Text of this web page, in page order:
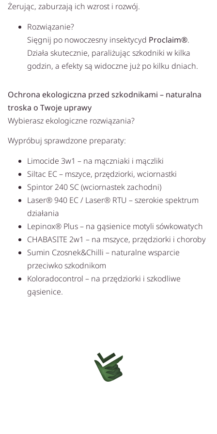
Żerując, zaburzają ich wzrost i rozwój.
Rozwiązanie?
Sięgnij po nowoczesny insektycyd Proclaim®.
Działa skutecznie, paraliżując szkodniki w kilka
godzin, a efekty są widoczne już po kilku dniach.
Ochrona ekologiczna przed szkodnikami – naturalna
troska o Twoje uprawy
Wybierasz ekologiczne rozwiązania?
Wypróbuj sprawdzone preparaty:
Limocide 3w1 – na mączniaki i mączliki
Siltac EC – mszyce, przędziorki, wciornastki
Spintor 240 SC (wciornastek zachodni)
Laser® 940 EC / Laser® RTU – szerokie spektrum
działania
Lepinox® Plus – na gąsienice motyli sówkowatych
CHABASITE 2w1 – na mszyce, przędziorki i choroby
Sumin Czosnek&Chilli – naturalne wsparcie
przeciwko szkodnikom
Koloradocontrol – na przędziorki i szkodliwe
gąsienice.